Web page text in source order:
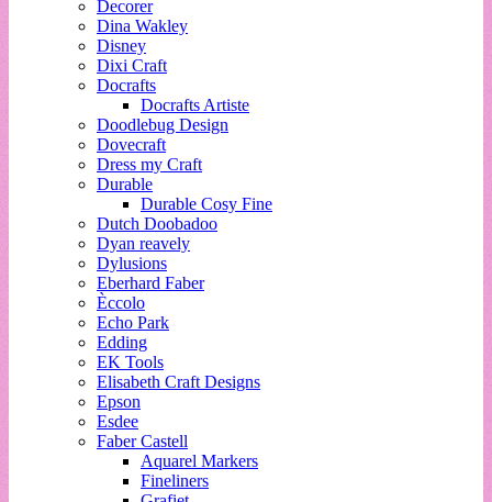
Decorer
Dina Wakley
Disney
Dixi Craft
Docrafts
Docrafts Artiste
Doodlebug Design
Dovecraft
Dress my Craft
Durable
Durable Cosy Fine
Dutch Doobadoo
Dyan reavely
Dylusions
Eberhard Faber
Èccolo
Echo Park
Edding
EK Tools
Elisabeth Craft Designs
Epson
Esdee
Faber Castell
Aquarel Markers
Fineliners